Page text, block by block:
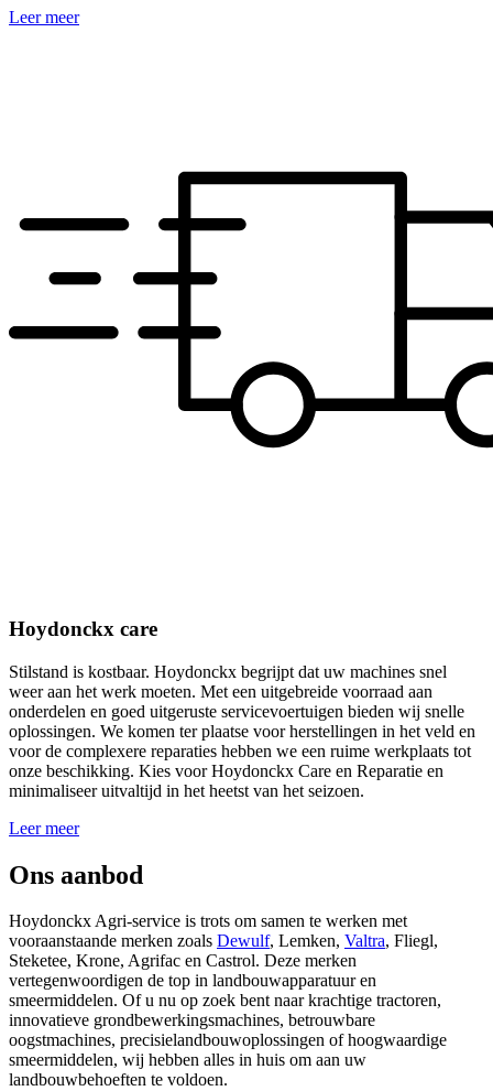
Leer meer
Hoydonckx care
Stilstand is kostbaar. Hoydonckx begrijpt dat uw machines snel
weer aan het werk moeten. Met een uitgebreide voorraad aan
onderdelen en goed uitgeruste servicevoertuigen bieden wij snelle
oplossingen. We komen ter plaatse voor herstellingen in het veld en
voor de complexere reparaties hebben we een ruime werkplaats tot
onze beschikking. Kies voor Hoydonckx Care en Reparatie en
minimaliseer uitvaltijd in het heetst van het seizoen.
Leer meer
Ons aanbod
Hoydonckx Agri-service is trots om samen te werken met
vooraanstaande merken zoals Dewulf, Lemken, Valtra, Fliegl,
Steketee, Krone, Agrifac en Castrol. Deze merken
vertegenwoordigen de top in landbouwapparatuur en
smeermiddelen. Of u nu op zoek bent naar krachtige tractoren,
innovatieve grondbewerkingsmachines, betrouwbare
oogstmachines, precisielandbouwoplossingen of hoogwaardige
smeermiddelen, wij hebben alles in huis om aan uw
landbouwbehoeften te voldoen.